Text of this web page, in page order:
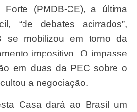
Forte (PMDB-CE), a última
“de debates acirrados”,
se mobilizou em torno da
impositivo. O impasse
em duas da PEC sobre o
a negociação.